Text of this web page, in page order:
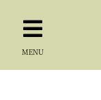
MENU